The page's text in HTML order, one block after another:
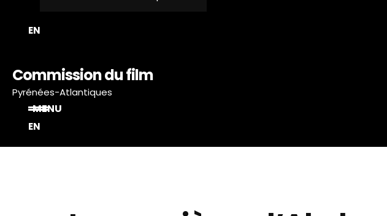
EN
Commission du film
Pyrénées-Atlantiques
MENU
EN